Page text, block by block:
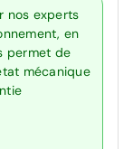
nos experts
en
permet de
mécanique